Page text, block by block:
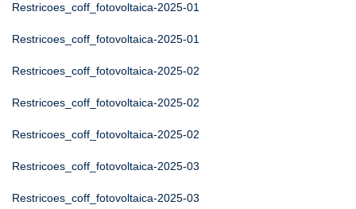
Restricoes_coff_fotovoltaica-2025-01
Restricoes_coff_fotovoltaica-2025-01
Restricoes_coff_fotovoltaica-2025-02
Restricoes_coff_fotovoltaica-2025-02
Restricoes_coff_fotovoltaica-2025-02
Restricoes_coff_fotovoltaica-2025-03
Restricoes_coff_fotovoltaica-2025-03